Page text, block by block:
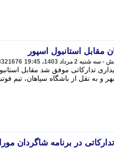
مقابل استانبول اسپور
تدارکاتی موفق شد مقابل
و به نقل از باشگاه سپاهان، تیم
در برنامه شاگردان